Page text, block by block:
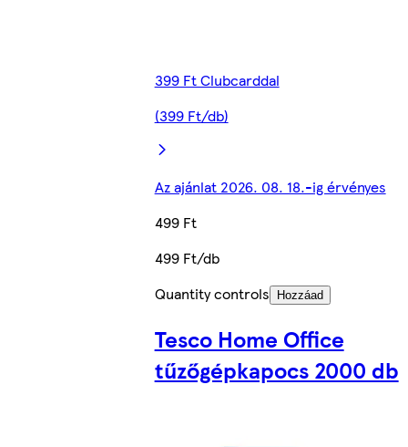
399 Ft Clubcarddal
(399 Ft/db)
Az ajánlat 2026. 08. 18.-ig érvényes
499 Ft
499 Ft/db
Quantity controls
Hozzáad
Tesco Home Office
tűzőgépkapocs 2000 db